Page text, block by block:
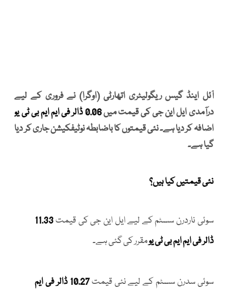
آئل اینڈ گیس ریگولیٹری اتھارٹی (اوگرا) نے فروری کے لیے
درآمدی ایل این جی کی قیمت میں0.06 ڈالر فی ایم ایم بی ٹی یو
اضافہ کر دیا ہے۔ نئی قیمتوں کا باضابطہ نوٹیفکیشن جاری کر دیا
گیا ہے۔
نئی قیمتیں کیا ہیں؟
سوئی ناردرن سسٹم کے لیے ایل این جی کی قیمت11.33
ڈالر فی ایم ایم بی ٹی یومقرر کی گئی ہے۔
سوئی سدرن سسٹم کے لیے نئی قیمت
10.27 ڈالر فی ایم